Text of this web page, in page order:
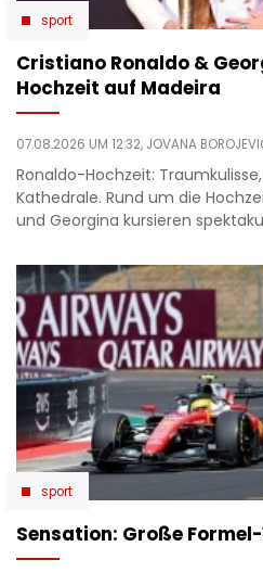
sport
Cristiano Ronaldo &
Hochzeit auf Madeira
07.08.2026 UM 12:32, JOVANA
Ronaldo-Hochzeit:
Kathedrale. Rund um die
und Georgina kursieren
sport
Sensation: Große